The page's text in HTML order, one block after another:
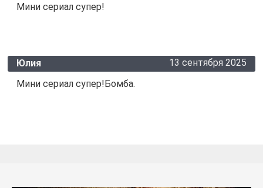
Мини сериал супер!
Юлия
13 сентября 2025
Мини сериал супер!Бомба.